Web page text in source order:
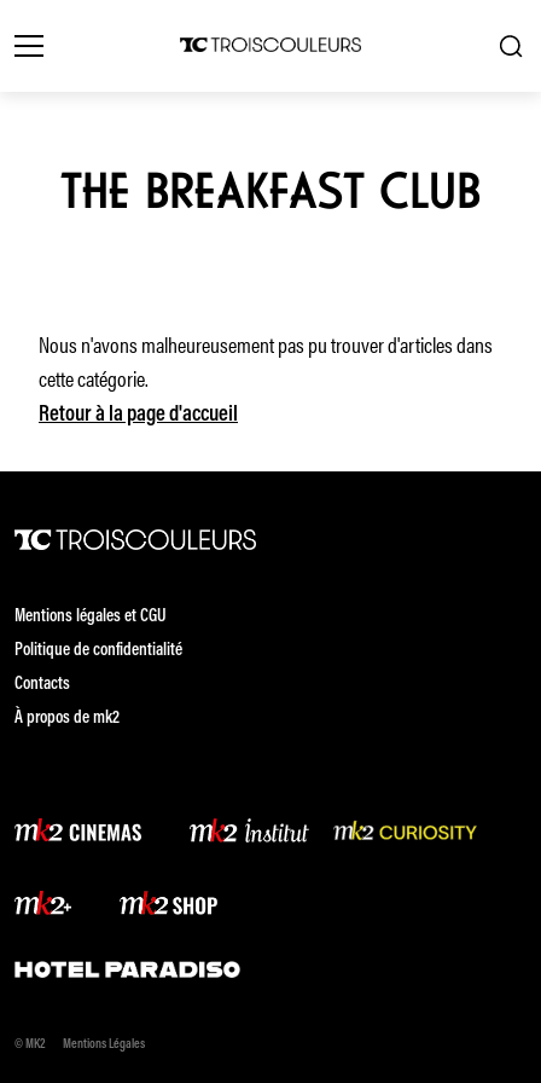
THE BREAKFAST CLUB
Nous n'avons malheureusement pas pu trouver d'articles dans
cette catégorie.
Retour à la page d'accueil
Mentions légales et CGU
Politique de confidentialité
Contacts
À propos de mk2
© MK2 Mentions Légales